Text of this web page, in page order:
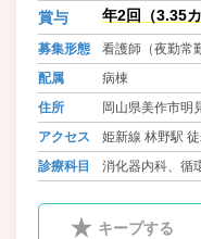
賞与 年2回（3.35カ
募集形態
看護師（夜勤常
配属
病棟
住所
岡山県美作市明
アクセス
姫新線 林野駅
診療科目
消化器内科、循
キープする